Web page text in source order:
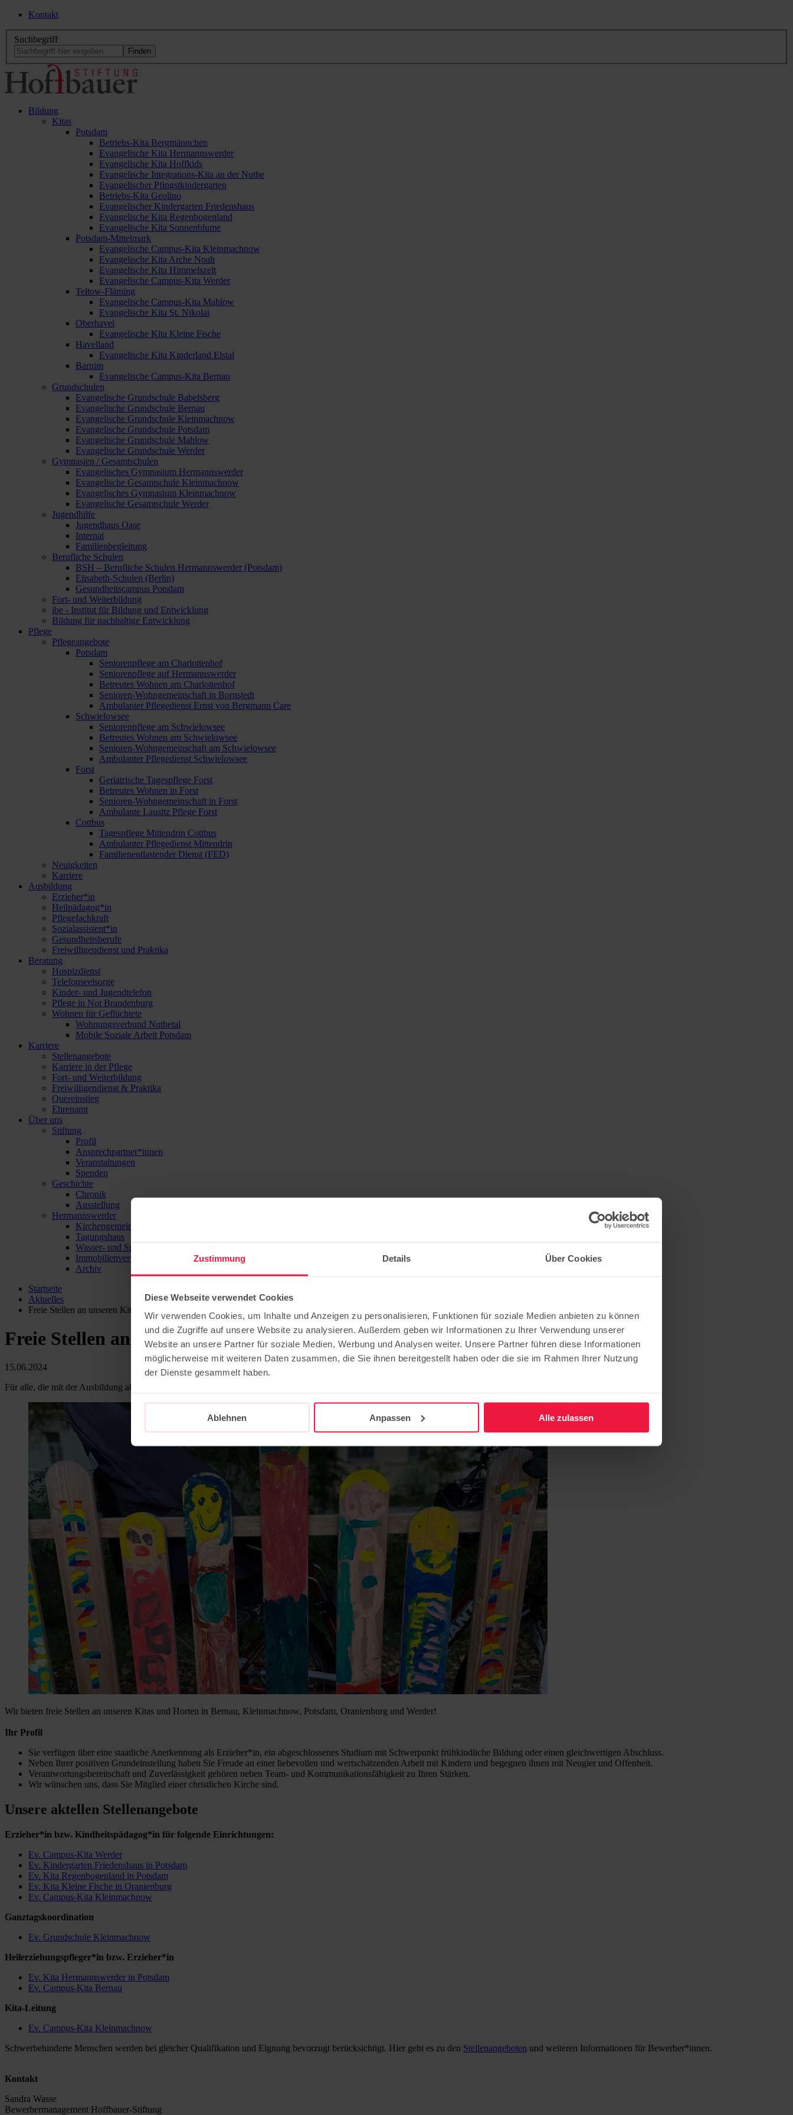
Zustimmung Details Über Cookies
Diese Webseite verwendet Cookies
Wir verwenden Cookies, um Inhalte und Anzeigen zu personalisieren, Funktionen für soziale Medien anbieten zu können
und die Zugriffe auf unsere Website zu analysieren. Außerdem geben wir Informationen zu Ihrer Verwendung unserer
Website an unsere Partner für soziale Medien, Werbung und Analysen weiter. Unsere Partner führen diese Informationen
möglicherweise mit weiteren Daten zusammen, die Sie ihnen bereitgestellt haben oder die sie im Rahmen Ihrer Nutzung
der Dienste gesammelt haben.
Ablehnen Anpassen Alle zulassen
Kontakt
Suchbegriff
Bildung
Kitas
Potsdam
Betriebs-Kita Bergmännchen
Evangelische Kita Hermannswerder
Evangelische Kita Hoffkids
Evangelische Integrations-Kita an der Nuthe
Evangelischer Pfingstkindergarten
Betriebs-Kita Geolino
Evangelischer Kindergarten Friedenshaus
Evangelische Kita Regenbogenland
Evangelische Kita Sonnenblume
Potsdam-Mittelmark
Evangelische Campus-Kita Kleinmachnow
Evangelische Kita Arche Noah
Evangelische Kita Himmelszelt
Evangelische Campus-Kita Werder
Teltow-Fläming
Evangelische Campus-Kita Mahlow
Evangelische Kita St. Nikolai
Oberhavel
Evangelische Kita Kleine Fische
Havelland
Evangelische Kita Kinderland Elstal
Barnim
Evangelische Campus-Kita Bernau
Grundschulen
Evangelische Grundschule Babelsberg
Evangelische Grundschule Bernau
Evangelische Grundschule Kleinmachnow
Evangelische Grundschule Potsdam
Evangelische Grundschule Mahlow
Evangelische Grundschule Werder
Gymnasien / Gesamtschulen
Evangelisches Gymnasium Hermannswerder
Evangelische Gesamtschule Kleinmachnow
Evangelisches Gymnasium Kleinmachnow
Evangelische Gesamtschule Werder
Jugendhilfe
Jugendhaus Oase
Internat
Familienbegleitung
Berufliche Schulen
BSH – Berufliche Schulen Hermannswerder (Potsdam)
Elisabeth-Schulen (Berlin)
Gesundheitscampus Potsdam
Fort- und Weiterbildung
ibe - Institut für Bildung und Entwicklung
Bildung für nachhaltige Entwicklung
Pflege
Pflegeangebote
Potsdam
Seniorenpflege am Charlottenhof
Seniorenpflege auf Hermannswerder
Betreutes Wohnen am Charlottenhof
Senioren-Wohngemeinschaft in Bornstedt
Ambulanter Pflegedienst Ernst von Bergmann Care
Schwielowsee
Seniorenpflege am Schwielowsee
Betreutes Wohnen am Schwielowsee
Senioren-Wohngemeinschaft am Schwielowsee
Ambulanter Pflegedienst Schwielowsee
Forst
Geriatrische Tagespflege Forst
Betreutes Wohnen in Forst
Senioren-Wohngemeinschaft in Forst
Ambulante Lausitz Pflege Forst
Cottbus
Tagespflege Mittendrin Cottbus
Ambulanter Pflegedienst Mittendrin
Familienentlastender Dienst (FED)
Neuigkeiten
Karriere
Ausbildung
Erzieher*in
Heilpädagog*in
Pflegefachkraft
Sozialassistent*in
Gesundheitsberufe
Freiwilligendienst und Praktika
Beratung
Hospizdienst
Telefonseelsorge
Kinder- und Jugendtelefon
Pflege in Not Brandenburg
Wohnen für Geflüchtete
Wohnungsverbund Nuthetal
Mobile Soziale Arbeit Potsdam
Karriere
Stellenangebote
Karriere in der Pflege
Fort- und Weiterbildung
Freiwilligendienst & Praktika
Quereinstieg
Ehrenamt
Über uns
Stiftung
Profil
Ansprechpartner*innen
Veranstaltungen
Spenden
Geschichte
Chronik
Ausstellung
Hermannswerder
Kirchengemeinde
Tagungshaus
Wasser- und Sport-Zentrum Hermannswerder
Immobilienverwaltung
Archiv
Startseite
Aktuelles
Freie Stellen an unseren Kitas und Horten
Freie Stellen an unseren Kitas und Horten
15.06.2024
Für alle, die mit der Ausbildung als Erzieher*in fertig sind, oder auch für Berufserfahrene
Wir bieten freie Stellen an unseren Kitas und Horten in Bernau, Kleinmachnow, Potsdam, Oranienburg und Werder!
Ihr Profil
Sie verfügen über eine staatliche Anerkennung als Erzieher*in, ein abgeschlossenes Studium mit Schwerpunkt frühkindliche Bildung oder einen gleichwertigen Abschluss.
Neben Ihrer positiven Grundeinstellung haben Sie Freude an einer liebevollen und wertschätzenden Arbeit mit Kindern und begegnen ihnen mit Neugier und Offenheit.
Verantwortungsbereitschaft und Zuverlässigkeit gehören neben Team- und Kommunikationsfähigkeit zu Ihren Stärken.
Wir wünschen uns, dass Sie Mitglied einer christlichen Kirche sind.
Unsere aktellen Stellenangebote
Erzieher*in bzw. Kindheitspädagog*in für folgende Einrichtungen:
Ev. Campus-Kita Werder
Ev. Kindergarten Friedenshaus in Potsdam
Ev. Kita Regenbogenland in Potsdam
Ev. Kita Kleine Fische in Oranienburg
Ev. Campus-Kita Kleinmachnow
Ganztagskoordination
Ev. Grundschule Kleinmachnow
Heilerziehungspfleger*in bzw. Erzieher*in
Ev. Kita Hermannswerder in Potsdam
Ev. Campus-Kita Bernau
Kita-Leitung
Ev. Campus-Kita Kleinmachnow
Schwerbehinderte Menschen werden bei gleicher Qualifikation und Eignung bevorzugt berücksichtigt. Hier geht es zu den Stellenangeboten und weiteren Informationen für Bewerber*innen.
Kontakt
Sandra Wasse
Bewerbermanagement Hoffbauer-Stiftung